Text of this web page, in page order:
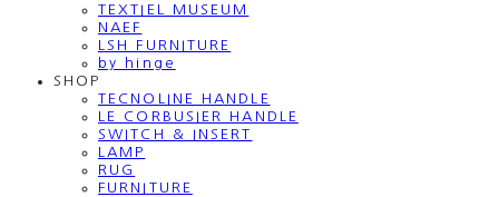
TEXTIEL MUSEUM
NAEF
LSH FURNITURE
by hinge
SHOP
TECNOLINE HANDLE
LE CORBUSIER HANDLE
SWITCH & INSERT
LAMP
RUG
FURNITURE